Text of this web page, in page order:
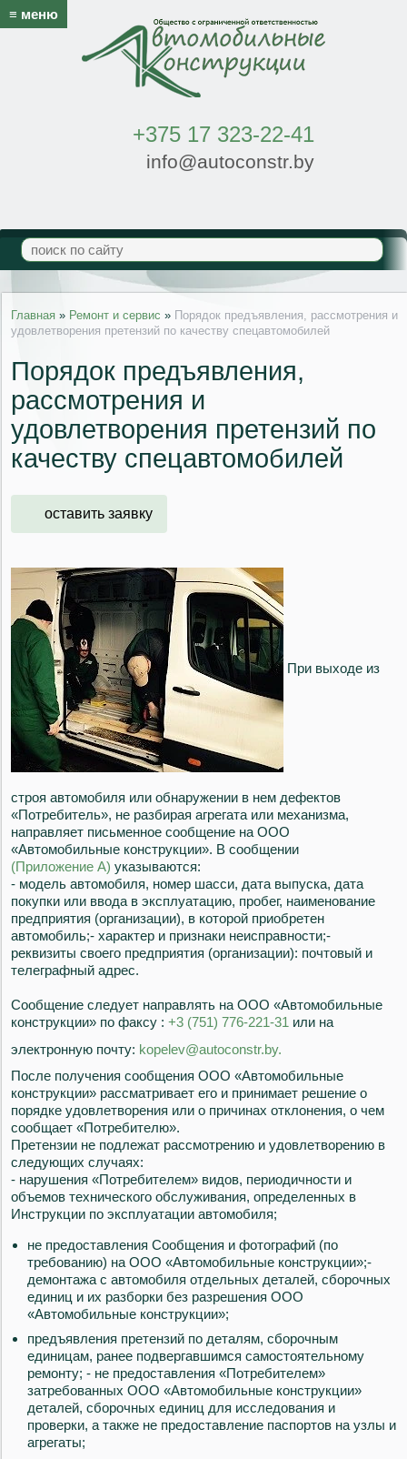
≡ меню
+375 17 323-22-41
info@autoconstr.by
Главная » Ремонт и сервис » Порядок предъявления, рассмотрения и
удовлетворения претензий по качеству спецавтомобилей
Порядок предъявления,
рассмотрения и
удовлетворения претензий по
качеству спецавтомобилей
оставить заявку
При выходе из
строя автомобиля или обнаружении в нем дефектов
«Потребитель», не разбирая агрегата или механизма,
направляет письменное сообщение на ООО
«Автомобильные конструкции». В сообщении
(Приложение А) указываются:
- модель автомобиля, номер шасси, дата выпуска, дата
покупки или ввода в эксплуатацию, пробег, наименование
предприятия (организации), в которой приобретен
автомобиль;- характер и признаки неисправности;-
реквизиты своего предприятия (организации): почтовый и
телеграфный адрес.
Сообщение следует направлять на ООО «Автомобильные
конструкции» по факсу : +3 (751) 776-221-31 или на
электронную почту: kopelev@autoconstr.by.
После получения сообщения ООО «Автомобильные
конструкции» рассматривает его и принимает решение о
порядке удовлетворения или о причинах отклонения, о чем
сообщает «Потребителю».
Претензии не подлежат рассмотрению и удовлетворению в
следующих случаях:
- нарушения «Потребителем» видов, периодичности и
объемов технического обслуживания, определенных в
Инструкции по эксплуатации автомобиля;
не предоставления Сообщения и фотографий (по
требованию) на ООО «Автомобильные конструкции»;-
демонтажа с автомобиля отдельных деталей, сборочных
единиц и их разборки без разрешения ООО
«Автомобильные конструкции»;
предъявления претензий по деталям, сборочным
единицам, ранее подвергавшимся самостоятельному
ремонту; - не предоставления «Потребителем»
затребованных ООО «Автомобильные конструкции»
деталей, сборочных единиц для исследования и
проверки, а также не предоставление паспортов на узлы и
агрегаты;